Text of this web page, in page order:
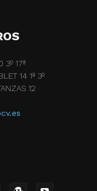
3º 17ª
14 1ª 3º
12